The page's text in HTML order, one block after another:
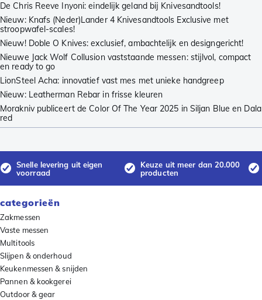
De Chris Reeve Inyoni: eindelijk geland bij Knivesandtools!
Nieuw: Knafs (Neder)Lander 4 Knivesandtools Exclusive met
stroopwafel-scales!
Nieuw! Doble O Knives: exclusief, ambachtelijk en designgericht!
Nieuwe Jack Wolf Collusion vaststaande messen: stijlvol, compact
en ready to go
LionSteel Acha: innovatief vast mes met unieke handgreep
Nieuw: Leatherman Rebar in frisse kleuren
Morakniv publiceert de Color Of The Year 2025 in Siljan Blue en Dala
red
Snelle levering uit eigen
voorraad
Keuze uit meer dan 20.000
producten
categorieën
Zakmessen
Vaste messen
Multitools
Slijpen & onderhoud
Keukenmessen & snijden
Pannen & kookgerei
Outdoor & gear